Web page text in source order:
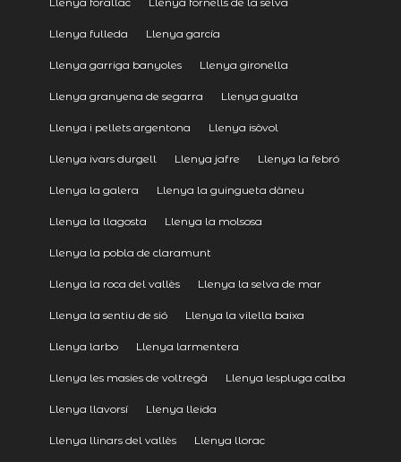
Llenya fulleda Llenya garcía
Llenya garriga banyoles Llenya gironella
Llenya granyena de segarra Llenya gualta
Llenya i pellets argentona Llenya isòvol
Llenya ivars durgell Llenya jafre Llenya la febró
Llenya la galera Llenya la guingueta dàneu
Llenya la llagosta Llenya la molsosa
Llenya la pobla de claramunt
Llenya la roca del vallès Llenya la selva de mar
Llenya la sentiu de sió Llenya la vilella baixa
Llenya larbo Llenya larmentera
Llenya les masies de voltregà Llenya lespluga calba
Llenya llavorsí Llenya lleida
Llenya llinars del vallès Llenya llorac